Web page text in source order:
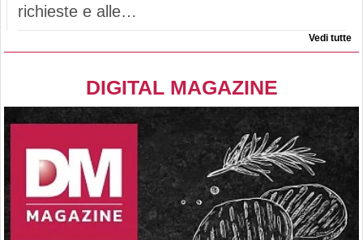
richieste e alle…
Vedi tutte
DIGITAL MAGAZINE